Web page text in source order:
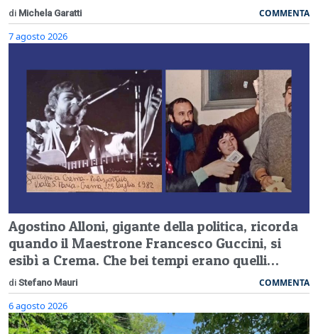
di Michela Garatti COMMENTA
7 agosto 2026
Agostino Alloni, gigante della politica, ricorda
quando il Maestrone Francesco Guccini, si
esibì a Crema. Che bei tempi erano quelli…
di Stefano Mauri COMMENTA
6 agosto 2026